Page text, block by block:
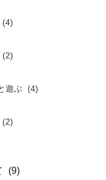
(4)
(2)
遊ぶ (4)
(2)
(9)